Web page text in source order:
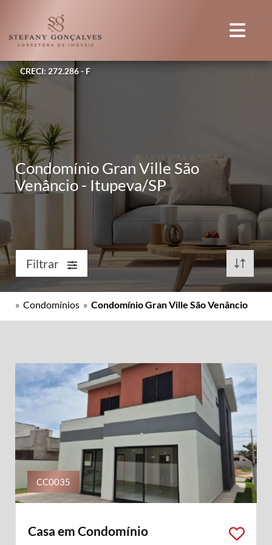
CRECI: 272.286 - F
Condomínio Gran Ville São
Venâncio - Itupeva/SP
Filtrar
» Condomínios » Condomínio Gran Ville São Venâncio
CC0035
Casa em Condomínio